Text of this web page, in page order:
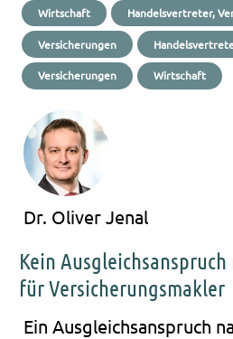
Wirtschaft Handelsvertreter,
Versicherungen
Versicherungen Wirtschaft
Dr. Oliver Jenal
Kein Ausgleichsanspruch
für Versicherungsmakler
Ein Aus­gleichs­an­spruch